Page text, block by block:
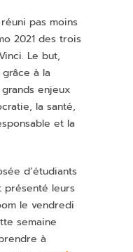
pas moins
2021 des trois
Le but,
à la
enjeux
la santé,
et la
d’étudiants
présenté leurs
le vendredi
semaine
à